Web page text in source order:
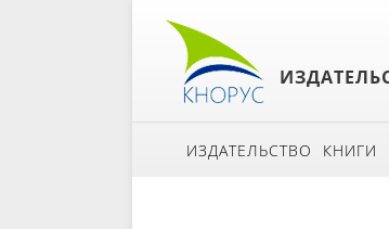
ИЗДАТЕЛЬСТВО КНИГИ